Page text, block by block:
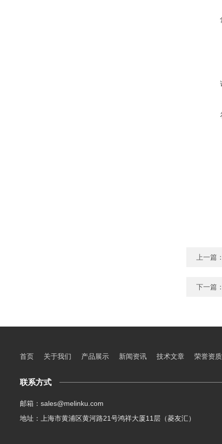
上一篇
下一篇
首页 关于我们 产品展示 新闻资讯 技术文章 荣誉资质
联系方式
邮箱：sales@melinku.com
地址：上海市黄浦区黄河路21号鸿祥大厦11层（菱友汇）